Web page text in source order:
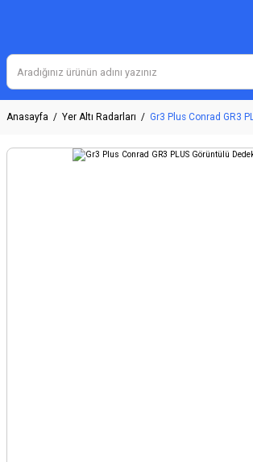
Anasayfa Yer Altı Radarları Gr3 Plus Conrad GR3